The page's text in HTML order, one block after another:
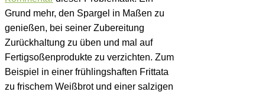
Grund mehr, den Spargel in Maßen zu
genießen, bei seiner Zubereitung
Zurückhaltung zu üben und mal auf
Fertigsoßenprodukte zu verzichten. Zum
Beispiel in einer frühlingshaften Frittata
zu frischem Weißbrot und einer salzigen